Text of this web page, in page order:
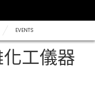
EVENTS
工儀器